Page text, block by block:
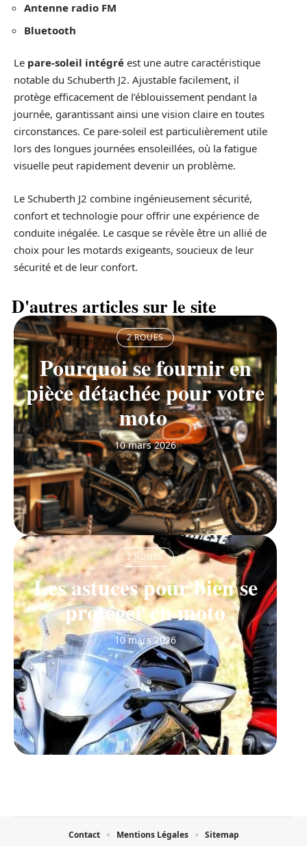
Antenne radio FM
Bluetooth
Le pare-soleil intégré est une autre caractéristique
notable du Schuberth J2. Ajustable facilement, il
protège efficacement de l’éblouissement pendant la
journée, garantissant ainsi une vision claire en toutes
circonstances. Ce pare-soleil est particulièrement utile
lors des longues journées ensoleillées, où la fatigue
visuelle peut rapidement devenir un problème.
Le Schuberth J2 combine ingénieusement sécurité,
confort et technologie pour offrir une expérience de
conduite inégalée. Le casque se révèle être un allié de
choix pour les motards exigeants, soucieux de leur
sécurité et de leur confort.
D'autres articles sur le site
2 ROUES
Pourquoi se fournir en
pièce détachée pour votre
moto
10 mars 2026
2 ROUES
Les astuces pour bien se
protéger en moto
10 mars 2026
Contact Mentions Légales Sitemap